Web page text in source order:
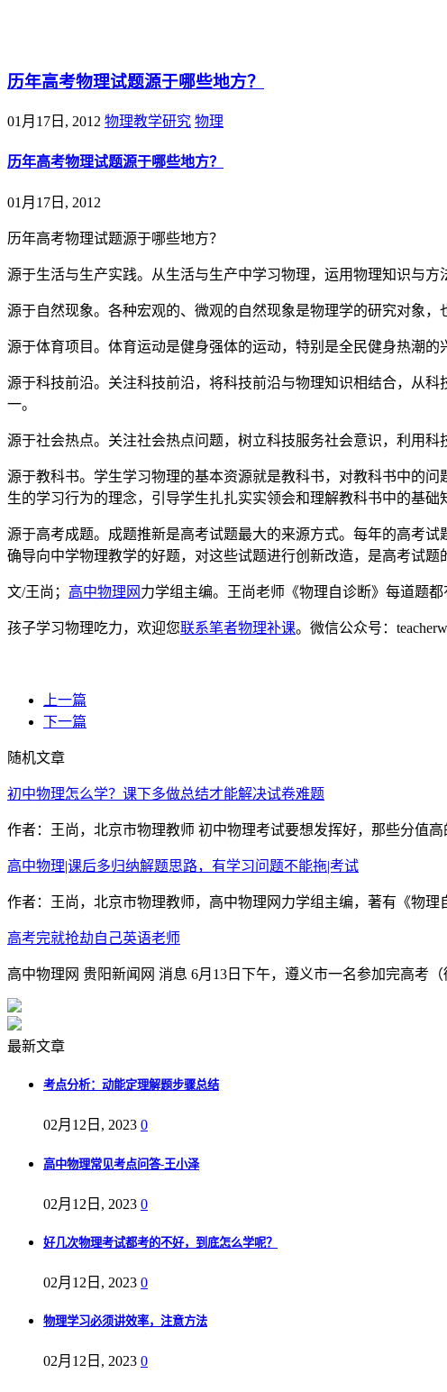
历年高考物理试题源于哪些地方？
01月17日, 2012 物理教学研究 物理
历年高考物理试题源于哪些地方？
01月17日, 2012
历年高考物理试题源于哪些地方？
源于生活与生产实践。从生活与生产中学习物理，运用物理知识与
源于自然现象。各种宏观的、微观的自然现象是物理学的研究对象，
源于体育项目。体育运动是健身强体的运动，特别是全民健身热潮
源于科技前沿。关注科技前沿，将科技前沿与物理知识相结合，从
一。
源于社会热点。关注社会热点问题，树立科技服务社会意识，利用
源于教科书。学生学习物理的基本资源就是教科书，对教科书中的
生的学习行为的理念，引导学生扎扎实实领会和理解教科书中的基础
源于高考成题。成题推新是高考试题最大的来源方式。每年的高考
确导向中学物理教学的好题，对这些试题进行创新改造，是高考试题
文/王尚； 高中物理网 力学组主编。王尚老师《物理自诊断》每道题都
孩子学习物理吃力，欢迎您联系笔者物理补课。微信公众号：
上一篇
下一篇
随机文章
初中物理怎么学？课下多做总结才能解决试卷难题
作者：王尚，北京市物理教师 初中物理考试要想发挥好，那些分值
高中物理|课后多归纳解题思路，有学习问题不能拖|考试
作者：王尚，北京市物理教师，高中物理网力学组主编，著有《物
高考完就抢劫自己英语老师
高中物理网 贵阳新闻网 消息 6月13日下午，遵义市一名参加完高考
最新文章
考点分析：动能定理解题步骤总结
02月12日, 2023 0
高中物理常见考点问答-王小泽
02月12日, 2023 0
好几次物理考试都考的不好，到底怎么学呢？
02月12日, 2023 0
物理学习必须讲效率，注意方法
02月12日, 2023 0